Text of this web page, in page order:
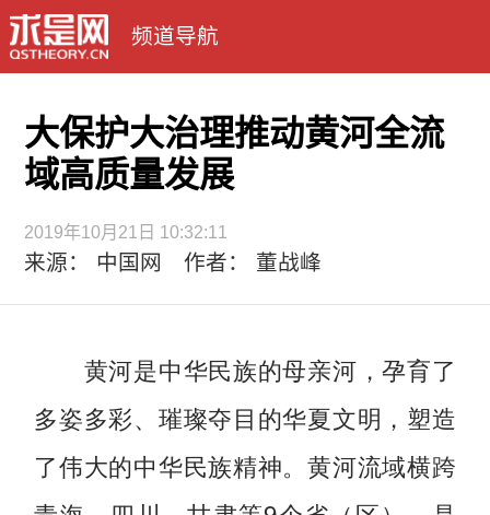
频道导航
大保护大治理推动黄河全流
域高质量发展
2019年10月21日 10:32:11
来源： 中国网 作者： 董战峰
黄河是中华民族的母亲河，孕育了
多姿多彩、璀璨夺目的华夏文明，塑造
了伟大的中华民族精神。黄河流域横跨